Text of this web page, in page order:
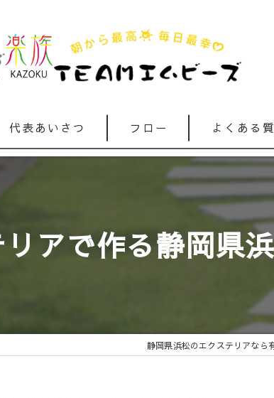
代表あいさつ フロー よくある
アで作る静岡県
静岡県浜松のエクステリアなら